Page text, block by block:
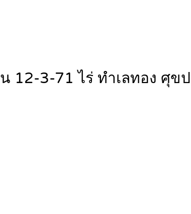
12-3-71 ไร่ ทำเลทอง ศุ